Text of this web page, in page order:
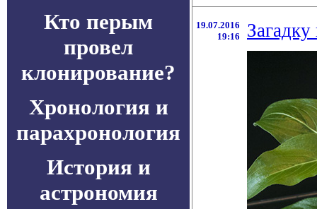
Кто перым
провел
клонирование?
Хронология и
парахронология
История и
астрономия
19.07.2016
19:16